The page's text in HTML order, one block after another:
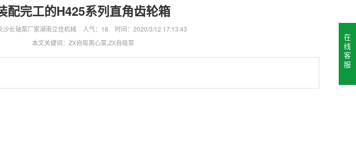
配完工的H425系列直角齿轮箱
沙长轴泵厂家湖南立佳机械 人气： 18
时间：2020/3/12 17:13:43
本文关键词：ZX自吸离心泵,ZX自吸泵
在
线
客
服